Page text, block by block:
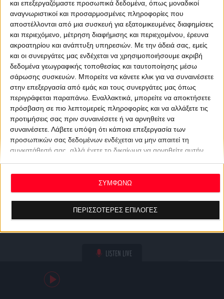
και επεξεργαζόμαστε προσωπικά δεδομένα, όπως μοναδικοί
αναγνωριστικοί και προσαρμοσμένες πληροφορίες που
αποστέλλονται από μια συσκευή για εξατομικευμένες διαφημίσεις
και περιεχόμενο, μέτρηση διαφήμισης και περιεχομένου, έρευνα
ακροατηρίου και ανάπτυξη υπηρεσιών. Με την άδειά σας, εμείς
και οι συνεργάτες μας ενδέχεται να χρησιμοποιήσουμε ακριβή
δεδομένα γεωγραφικής τοποθεσίας και ταυτοποίησης μέσω
σάρωσης συσκευών. Μπορείτε να κάνετε κλικ για να συναινέσετε
στην επεξεργασία από εμάς και τους συνεργάτες μας όπως
περιγράφεται παραπάνω. Εναλλακτικά, μπορείτε να αποκτήσετε
πρόσβαση σε πιο λεπτομερείς πληροφορίες και να αλλάξετε τις
προτιμήσεις σας πριν συναινέσετε ή να αρνηθείτε να
συναινέσετε. Λάβετε υπόψη ότι κάποια επεξεργασία των
προσωπικών σας δεδομένων ενδέχεται να μην απαιτεί τη
συγκατάθεσή σας, αλλά έχετε το δικαίωμα να αρνηθείτε αυτήν
ανακαλέσετε τη συγκατάθεσή σας ανά πάσα στιγμή
επιστρέφοντας σε αυτόν τον ιστότοπο και κάνοντας κλικ στο
κουμπί "Απορρήτου" στο κάτω μέρος της ιστοσελίδας.
ΠΕΡΙΣΣΟΤΕΡΕΣ ΕΠΙΛΟΓΕΣ
ΣΥΜΦΩΝΩ
LISTEN LIVE
About Offradio Business Class Terms & Conditions
Privacy Policy
Designed & developed byporcupine colors&Fotis Alexandrou